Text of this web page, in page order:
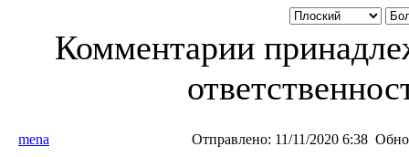
Комментарии
mena Отправлено: 11/11/2020 6:38